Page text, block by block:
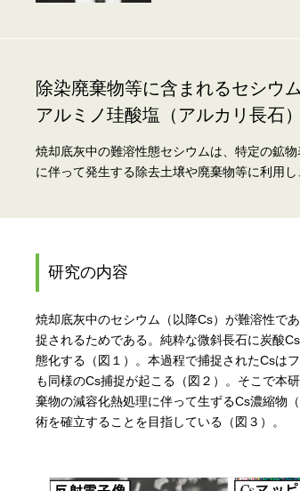
除染廃棄物等に含まれるセシウ
アルミノ珪酸塩（アルカリ長石
焼却底灰中の難溶性態セシウムは、特定の鉱
に伴って発生する除去土壌や廃棄物等に利用
研究の内容
焼却底灰中のセシウム（以降Cs）が難溶性で
捉されるためである。純粋な微斜長石に炭酸
態化する（図１）。本過程で捕捉されたCsは
も同様のCs捕捉が起こる（図２）。そこで本
棄物の減容化熱処理に伴って生ずるCs濃縮物
術を確立することを目指している（図３）。